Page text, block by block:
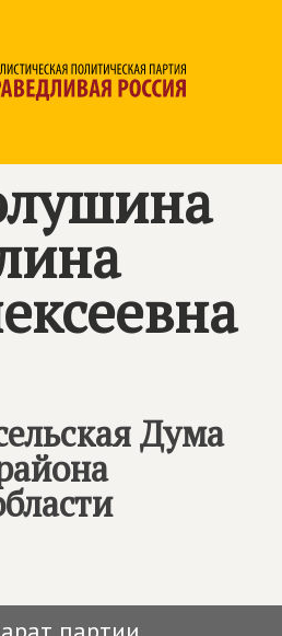
Дума